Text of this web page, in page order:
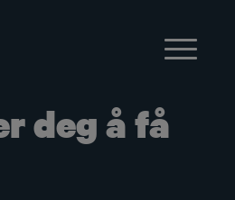
deg å få